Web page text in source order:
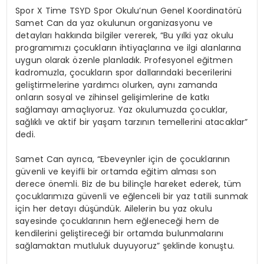
Spor X Time TSYD Spor Okulu’nun Genel Koordinatörü
Samet Can da yaz okulunun organizasyonu ve
detayları hakkında bilgiler vererek, “Bu yılki yaz okulu
programımızı çocukların ihtiyaçlarına ve ilgi alanlarına
uygun olarak özenle planladık. Profesyonel eğitmen
kadromuzla, çocukların spor dallarındaki becerilerini
geliştirmelerine yardımcı olurken, aynı zamanda
onların sosyal ve zihinsel gelişimlerine de katkı
sağlamayı amaçlıyoruz. Yaz okulumuzda çocuklar,
sağlıklı ve aktif bir yaşam tarzının temellerini atacaklar”
dedi.
Samet Can ayrıca, “Ebeveynler için de çocuklarının
güvenli ve keyifli bir ortamda eğitim alması son
derece önemli. Biz de bu bilinçle hareket ederek, tüm
çocuklarımıza güvenli ve eğlenceli bir yaz tatili sunmak
için her detayı düşündük. Ailelerin bu yaz okulu
sayesinde çocuklarının hem eğleneceği hem de
kendilerini geliştireceği bir ortamda bulunmalarını
sağlamaktan mutluluk duyuyoruz” şeklinde konuştu.